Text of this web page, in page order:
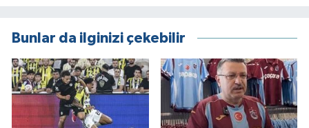
Bunlar da ilginizi çekebilir